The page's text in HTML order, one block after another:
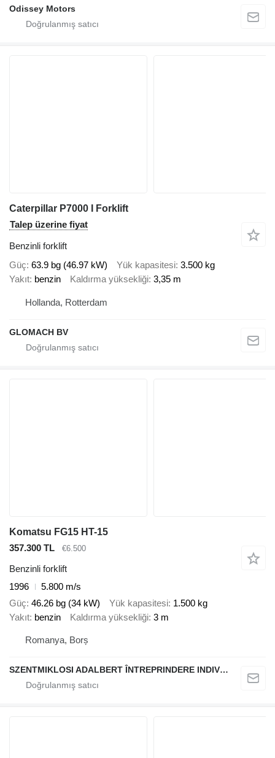
Odissey Motors
Caterpillar P7000 I Forklift
Talep üzerine fiyat
Benzinli forklift
Güç 63.9 bg (46.97 kW) Yük kapasitesi 3.500 kg
Yakıt benzin Kaldırma yüksekliği 3,35 m
Hollanda, Rotterdam
GLOMACH BV
Komatsu FG15 HT-15
357.300 TL
€6.500
Benzinli forklift
1996
5.800 m/s
Güç 46.26 bg (34 kW) Yük kapasitesi 1.500 kg
Yakıt benzin Kaldırma yüksekliği 3 m
Romanya, Borș
SZENTMIKLOSI ADALBERT ÎNTREPRINDERE INDIVIDUALĂ